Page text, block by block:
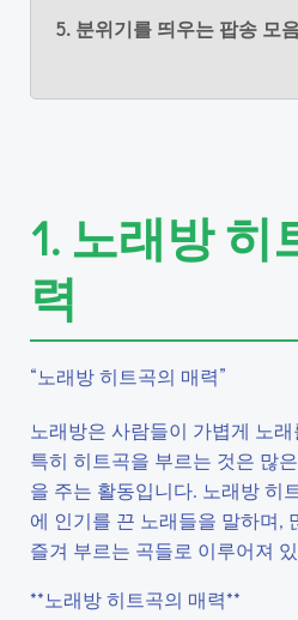
5. 분위기를 띄우는 팝송 모
1. 노래방 히
력
“노래방 히트곡의 매력”
노래방은 사람들이 가볍게 노
특히 히트곡을 부르는 것은 많
을 주는 활동입니다. 노래방 히
에 인기를 끈 노래들을 말하며,
즐겨 부르는 곡들로 이루어져
**노래방 히트곡의 매력**